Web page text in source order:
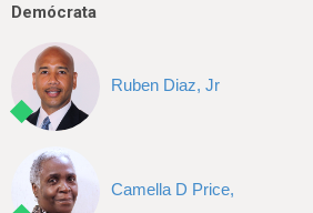
Demócrata
Ruben Diaz, Jr
Camella D Price,